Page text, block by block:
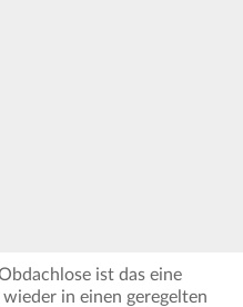
ist das eine
in einen geregelten